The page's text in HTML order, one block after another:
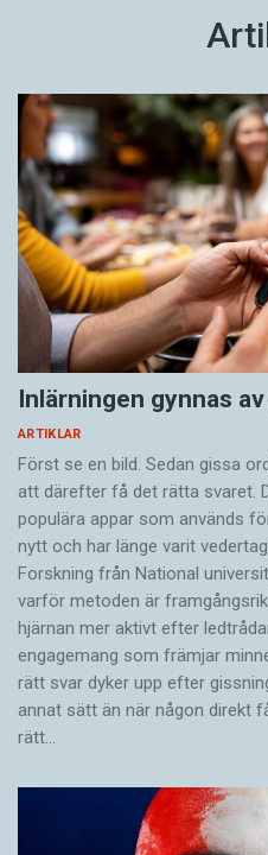
Inlärningen gynnas
ARTIKLAR
Först se en bild. Sedan gissa
att därefter få det rätta svaret.
populära appar som används
nytt och har länge varit
Forskning från National
varför metoden är
hjärnan mer aktivt ­efter
engagemang som främjar
rätt svar dyker upp efter
annat sätt än när någon direkt
rätt…